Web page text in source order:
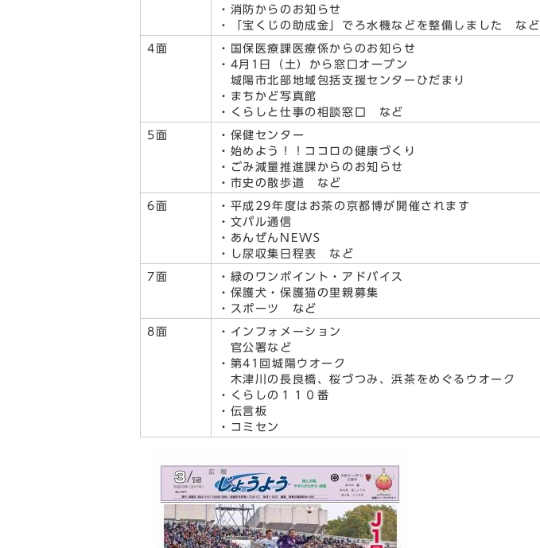
・消防からのお知らせ
・「宝くじの助成金」でろ水機などを整備しました など
4面
・国保医療課医療係からのお知らせ
・4月1日（土）から窓口オープン
城陽市北部地域包括支援センターひだまり
・まちかど写真館
・くらしと仕事の相談窓口 など
5面
・保健センター
・始めよう！！ココロの健康づくり
・ごみ減量推進課からのお知らせ
・市史の散歩道 など
6面
・平成29年度はお茶の京都博が開催されます
・文パル通信
・あんぜんNEWS
・し尿収集日程表 など
7面
・緑のワンポイント・アドバイス
・保護犬・保護猫の里親募集
・スポーツ など
8面
・インフォメーション
官公署など
・第41回城陽ウオーク
木津川の長良橋、桜づつみ、浜茶をめぐるウオーク
・くらしの１１０番
・伝言板
・コミセン